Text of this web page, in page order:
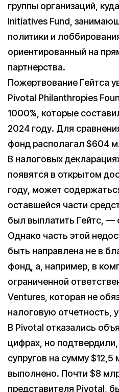
группы организаций,
Initiatives Fund,
политики и
ориентированный на
партнерства.
Пожертвование Гейтса
Pivotal Philanthropies
1000%, которые
2024 году. Для
фонд располагал $604
В налоговых
появятся в открытом
году, может
оставшейся части
был выплатить Гейтс, —
Однако часть этой
быть направлена не в
фонд, а, например, в
ограниченной
Ventures, которая не
налоговую отчетность,
В Pivotal отказались
цифрах, но
супругов на сумму
выполнено. Почти $8
представителя Pivotal,